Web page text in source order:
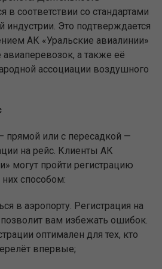
в соответствии со стандартами
индустрии. Это подтверждается
АК «Уральские авиалинии»
а также её
ассоциации воздушного
прямой или с пересадкой —
на рейс. Клиенты АК
могут пройти регистрацию
способом:
в аэропорту. Регистрация на
вам избежать ошибок.
оптимален для тех, кто
впервые;